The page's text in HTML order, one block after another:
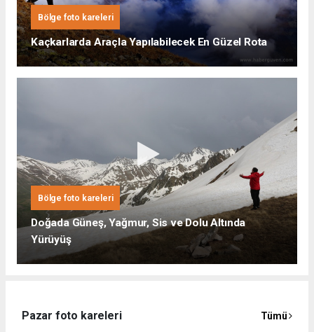
Bölge foto kareleri
Kaçkarlarda Araçla Yapılabilecek En Güzel Rota
Bölge foto kareleri
Doğada Güneş, Yağmur, Sis ve Dolu Altında
Yürüyüş
Pazar foto kareleri Tümü